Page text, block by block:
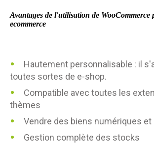
Avantages de l'utilisation de WooCommerce
ecommerce
Hautement personnalisable : il
toutes sortes de e-shop.
Compatible avec toutes les
thèmes
Vendre des biens numériques
Gestion complète des stocks